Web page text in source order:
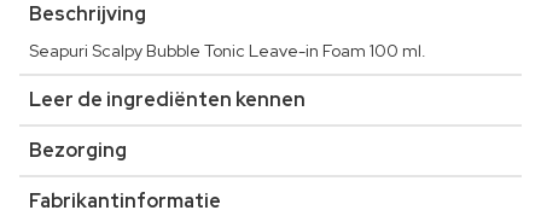
Beschrijving
Seapuri Scalpy Bubble Tonic Leave-in Foam 100 ml.
Leer de ingrediënten kennen
Bezorging
Fabrikantinformatie